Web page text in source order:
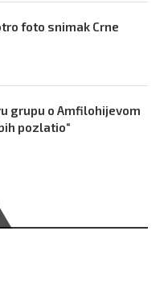
foto snimak Crne
grupu o Amfilohijevom
pozlatio“